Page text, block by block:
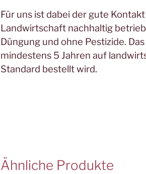
Für uns ist dabei der gute
Landwirtschaft nachhaltig
Düngung und ohne Pestizide.
mindestens 5 Jahren auf
Standard bestellt wird.
Ähnliche Produkte